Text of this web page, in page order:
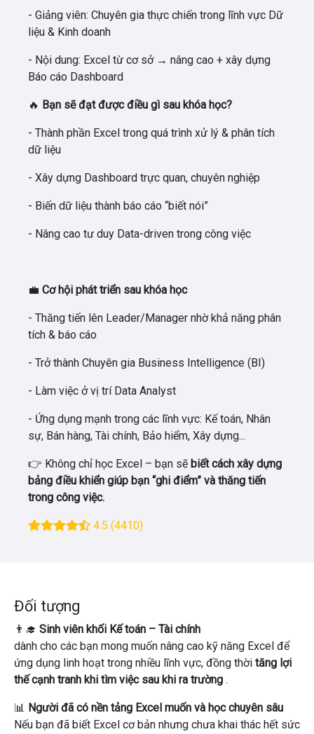
- Giảng viên: Chuyên gia thực chiến trong lĩnh vực Dữ
liệu & Kinh doanh
- Nội dung: Excel từ cơ sở → nâng cao + xây dựng
Báo cáo Dashboard
🔥 Bạn sẽ đạt được điều gì sau khóa học?
- Thành phần Excel trong quá trình xử lý & phân tích
dữ liệu
- Xây dựng Dashboard trực quan, chuyên nghiệp
- Biến dữ liệu thành báo cáo “biết nói”
- Nâng cao tư duy Data-driven trong công việc
💼 Cơ hội phát triển sau khóa học
- Thăng tiến lên Leader/Manager nhờ khả năng phân
tích & báo cáo
- Trở thành Chuyên gia Business Intelligence (BI)
- Làm việc ở vị trí Data Analyst
- Ứng dụng mạnh trong các lĩnh vực: Kế toán, Nhân
sự, Bán hàng, Tài chính, Bảo hiểm, Xây dựng...
👉 Không chỉ học Excel – bạn sẽ biết cách xây dựng
bảng điều khiển giúp bạn “ghi điểm” và thăng tiến
trong công việc.
4.5 (4410)
Đối tượng
👨‍🎓 Sinh viên khối Kế toán – Tài chính
dành cho các bạn mong muốn nâng cao kỹ năng Excel để
ứng dụng linh hoạt trong nhiều lĩnh vực, đồng thời tăng lợi
thế cạnh tranh khi tìm việc sau khi ra trường .
📊 Người đã có nền tảng Excel muốn và học chuyên sâu
Nếu bạn đã biết Excel cơ bản nhưng chưa khai thác hết sức